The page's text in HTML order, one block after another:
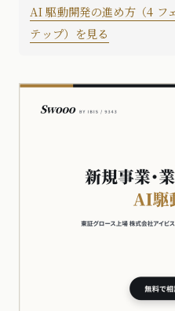
AI 駆動開発の進め方（4 フ
テップ）を見る